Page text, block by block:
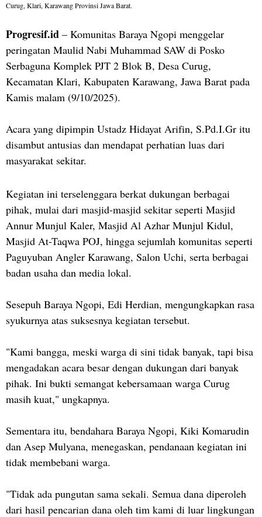
Curug, Klari, Karawang Provinsi Jawa Barat.
Progresif.id – Komunitas Baraya Ngopi menggelar
peringatan Maulid Nabi Muhammad SAW di Posko
Serbaguna Komplek PJT 2 Blok B, Desa Curug,
Kecamatan Klari, Kabupaten Karawang, Jawa Barat pada
Kamis malam (9/10/2025).
Acara yang dipimpin Ustadz Hidayat Arifin, S.Pd.I.Gr itu
disambut antusias dan mendapat perhatian luas dari
masyarakat sekitar.
Kegiatan ini terselenggara berkat dukungan berbagai
pihak, mulai dari masjid-masjid sekitar seperti Masjid
Annur Munjul Kaler, Masjid Al Azhar Munjul Kidul,
Masjid At-Taqwa POJ, hingga sejumlah komunitas seperti
Paguyuban Angler Karawang, Salon Uchi, serta berbagai
badan usaha dan media lokal.
Sesepuh Baraya Ngopi, Edi Herdian, mengungkapkan rasa
syukurnya atas suksesnya kegiatan tersebut.
"Kami bangga, meski warga di sini tidak banyak, tapi bisa
mengadakan acara besar dengan dukungan dari banyak
pihak. Ini bukti semangat kebersamaan warga Curug
masih kuat," ungkapnya.
Sementara itu, bendahara Baraya Ngopi, Kiki Komarudin
dan Asep Mulyana, menegaskan, pendanaan kegiatan ini
tidak membebani warga.
"Tidak ada pungutan sama sekali. Semua dana diperoleh
dari hasil pencarian dana oleh tim kami di luar lingkungan